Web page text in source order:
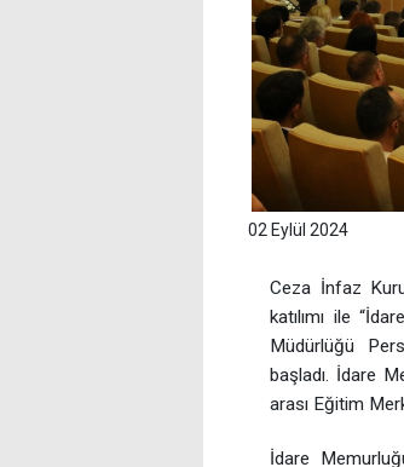
02 Eylül 2024
Ceza İnfaz
katılımı ile
Müdürlüğü
başladı. İdare
arası Eğitim
İdare